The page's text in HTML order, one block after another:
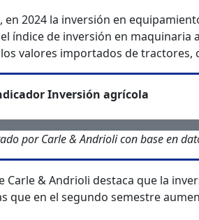
en 2024 la inversión en
índice de inversión en
valores importados de tractores,
Inversión agrícola
por Carle & Andrioli con base en
Carle & Andrioli destaca que la
que en el segundo semestre